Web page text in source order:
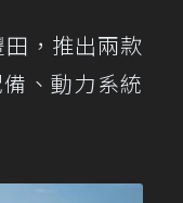
，推出兩款
、動力系統